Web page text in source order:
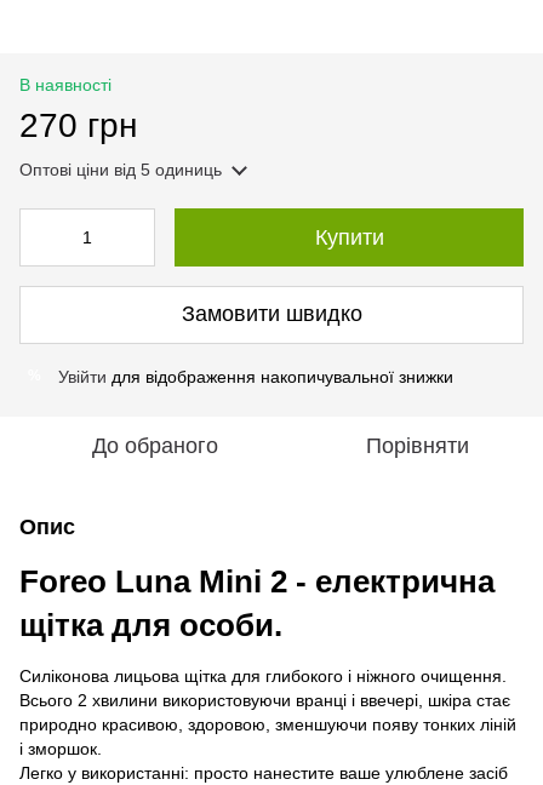
В наявності
270 грн
Оптові ціни від 5 одиниць
Купити
Замовити швидко
Увійти для відображення накопичувальної знижки
До обраного Порівняти
Опис
Foreo Luna Mini 2 - електрична
щітка для особи.
Силіконова лицьова щітка для глибокого і ніжного очищення.
Всього 2 хвилини використовуючи вранці і ввечері, шкіра стає
природно красивою, здоровою, зменшуючи появу тонких ліній
і зморшок.
Легко у використанні: просто нанестите ваше улюблене засіб